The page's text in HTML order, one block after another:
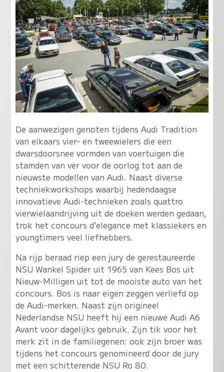
De aanwezigen genoten tijdens Audi Tradition
van elkaars vier- en tweewielers die een
dwarsdoorsnee vormden van voertuigen die
stamden van ver voor de oorlog tot aan de
nieuwste modellen van Audi. Naast diverse
techniekworkshops waarbij hedendaagse
innovatieve Audi-technieken zoals quattro
vierwielaandrijving uit de doeken werden gedaan,
trok het concours d'elegance met klassiekers en
youngtimers veel liefhebbers.
Na rijp beraad riep een jury de gerestaureerde
NSU Wankel Spider uit 1965 van Kees Bos uit
Nieuw-Milligen uit tot de mooiste auto van het
concours. Bos is naar eigen zeggen verliefd op
de Audi-merken. Naast zijn origineel
Nederlandse NSU heeft hij een nieuwe Audi A6
Avant voor dagelijks gebruik. Zijn tik voor het
merk zit in de familiegenen: ook zijn broer was
tijdens het concours genomineerd door de jury
met een schitterende NSU Ro 80.